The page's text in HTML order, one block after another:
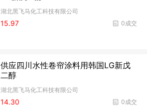
湖北黑飞马化工科技有限公司
0成交
15.97
供应四川水性卷帘涂料用韩国LG新戊
二醇
湖北黑飞马化工科技有限公司
0成交
14.30